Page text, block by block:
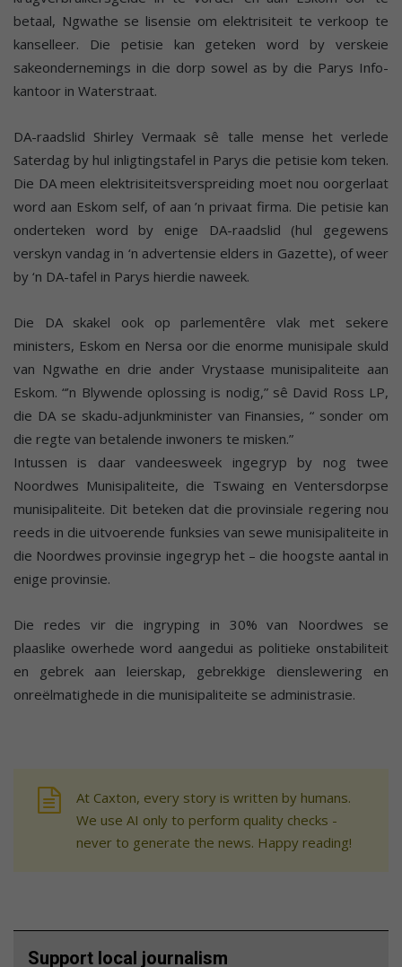
betaal, Ngwathe se lisensie om elektrisiteit te verkoop te
kanselleer. Die petisie kan geteken word by verskeie
sakeondernemings in die dorp sowel as by die Parys Info-
kantoor in Waterstraat.
DA-raadslid Shirley Vermaak sê talle mense het verlede
Saterdag by hul inligtingstafel in Parys die petisie kom teken.
Die DA meen elektrisiteitsverspreiding moet nou oorgerlaat
word aan Eskom self, of aan ’n privaat firma. Die petisie kan
onderteken word by enige DA-raadslid (hul gegewens
verskyn vandag in ‘n advertensie elders in Gazette), of weer
by ‘n DA-tafel in Parys hierdie naweek.
Die DA skakel ook op parlementêre vlak met sekere
ministers, Eskom en Nersa oor die enorme munisipale skuld
van Ngwathe en drie ander Vrystaase munisipaliteite aan
Eskom. “’n Blywende oplossing is nodig,” sê David Ross LP,
die DA se skadu-adjunkminister van Finansies, “ sonder om
die regte van betalende inwoners te misken.”
Intussen is daar vandeesweek ingegryp by nog twee
Noordwes Munisipaliteite, die Tswaing en Ventersdorpse
munisipaliteite. Dit beteken dat die provinsiale regering nou
reeds in die uitvoerende funksies van sewe munisipaliteite in
die Noordwes provinsie ingegryp het – die hoogste aantal in
enige provinsie.
Die redes vir die ingryping in 30% van Noordwes se
plaaslike owerhede word aangedui as politieke onstabiliteit
en gebrek aan leierskap, gebrekkige dienslewering en
onreëlmatighede in die munisipaliteite se administrasie.
At Caxton, every story is written by humans.
We use AI only to perform quality checks -
never to generate the news. Happy reading!
Support local journalism